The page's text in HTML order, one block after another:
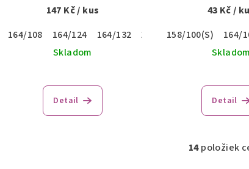
147 Kč/ kus
164/108
164/124 164/132 170/116 170/124
Skladom
hodnotenie
produktu
je
Detail
43 Kč/
158/100(S)
164/
Skladom
je
z
Detail
O
14položiek